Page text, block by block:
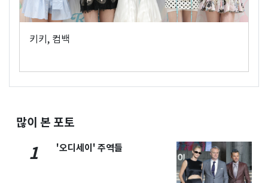
키키, 컴백
많이 본 포토
1 '오디세이' 주역들